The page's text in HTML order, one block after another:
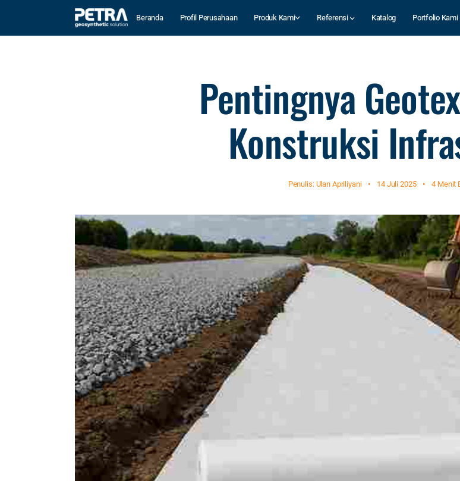
Beranda Profil Perusahaan Produk Kami Referensi Katalog Portfolio Kami
Pentingnya
Konstruksi
Penulis: Ulan Apriliyani • 14 Juli 2025 • 4 Menit